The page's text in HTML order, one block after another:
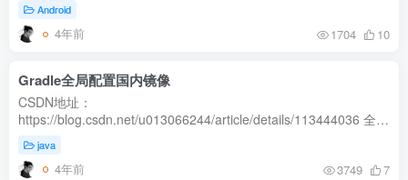
getActivity()...
Android
4年前 1704 10
Gradle全局配置国内镜像
CSDN地址：
https://blog.csdn.net/u013066244/article/details/113444036 全局
国内镜像配置：(全部项目) 在 C:\Users\用户名\.gradle 文件夹下
新建 init.gradle 文件并写入...
java
4年前 3749 7